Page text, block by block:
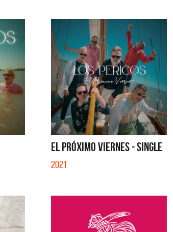
EL PRÓXIMO VIERNES - SINGLE
2021
La Joaqui
TE VI - SINGLE